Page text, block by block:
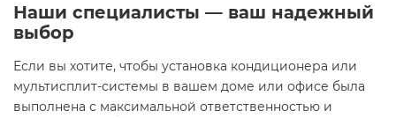
Наши специалисты — ваш надежный
выбор
Если вы хотите, чтобы установка кондиционера или
мультисплит-системы в вашем доме или офисе была
выполнена с максимальной ответственностью и